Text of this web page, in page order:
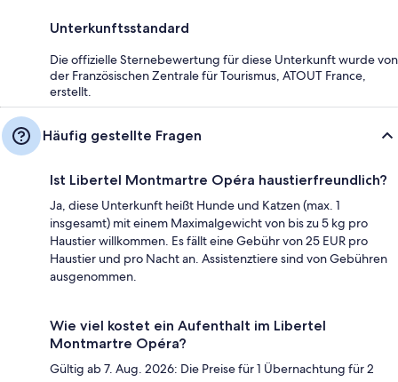
Unterkunftsstandard
Die offizielle Sternebewertung für diese Unterkunft wurde von
der Französischen Zentrale für Tourismus, ATOUT France,
erstellt.
Häufig gestellte Fragen
Ist Libertel Montmartre Opéra haustierfreundlich?
Ja, diese Unterkunft heißt Hunde und Katzen (max. 1
insgesamt) mit einem Maximalgewicht von bis zu 5 kg pro
Haustier willkommen. Es fällt eine Gebühr von 25 EUR pro
Haustier und pro Nacht an. Assistenztiere sind von Gebühren
ausgenommen.
Wie viel kostet ein Aufenthalt im Libertel
Montmartre Opéra?
Gültig ab 7. Aug. 2026: Die Preise für 1 Übernachtung für 2